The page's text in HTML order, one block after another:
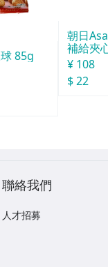
85g
朝日
補給夾
g
¥ 108
$ 22
聯絡我們
人才招募